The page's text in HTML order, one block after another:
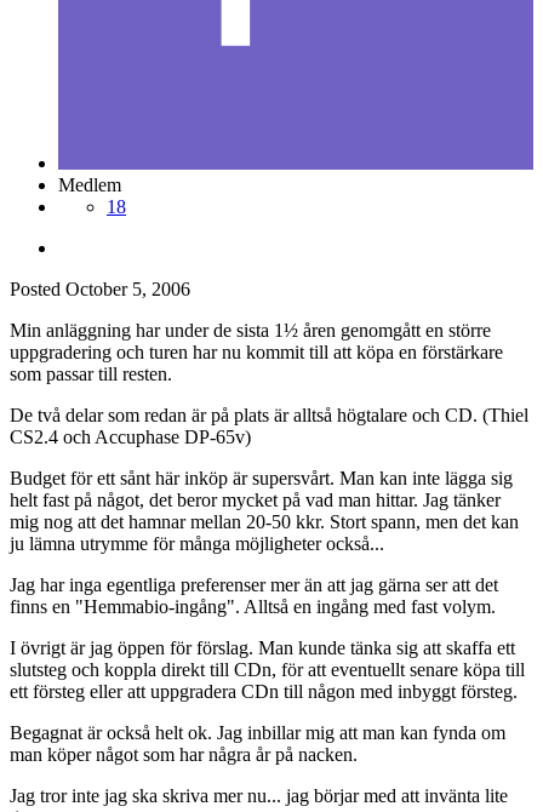
Medlem
18
Posted October 5, 2006
Min anläggning har under de sista 1½ åren genomgått en större
uppgradering och turen har nu kommit till att köpa en förstärkare
som passar till resten.
De två delar som redan är på plats är alltså högtalare och CD. (Thiel
CS2.4 och Accuphase DP-65v)
Budget för ett sånt här inköp är supersvårt. Man kan inte lägga sig
helt fast på något, det beror mycket på vad man hittar. Jag tänker
mig nog att det hamnar mellan 20-50 kkr. Stort spann, men det kan
ju lämna utrymme för många möjligheter också...
Jag har inga egentliga preferenser mer än att jag gärna ser att det
finns en "Hemmabio-ingång". Alltså en ingång med fast volym.
I övrigt är jag öppen för förslag. Man kunde tänka sig att skaffa ett
slutsteg och koppla direkt till CDn, för att eventuellt senare köpa till
ett försteg eller att uppgradera CDn till någon med inbyggt försteg.
Begagnat är också helt ok. Jag inbillar mig att man kan fynda om
man köper något som har några år på nacken.
Jag tror inte jag ska skriva mer nu... jag börjar med att invänta lite